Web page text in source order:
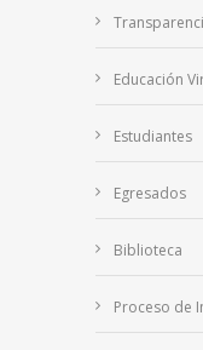
Educación
Estudiantes
Egresados
Biblioteca
Proceso de